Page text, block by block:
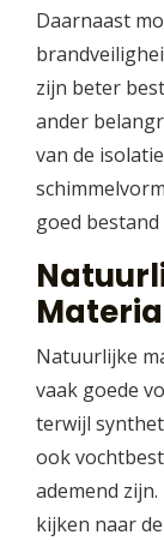
Daarnaast
zijn beter
ander
van de
goed
Natuurlijke
vaak goede
terwijl
ook
ademend
kijken naar